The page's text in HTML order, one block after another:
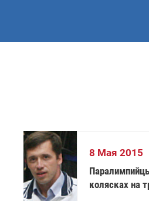
8 Мая 2015
колясках на